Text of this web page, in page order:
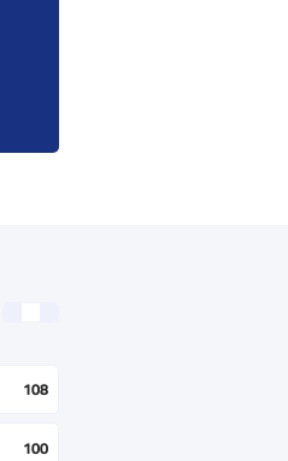
108
100